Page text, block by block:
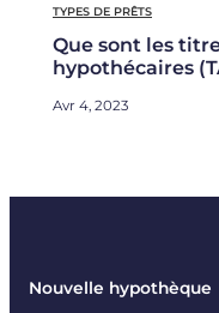
TYPES DE PRÊTS
Que sont les
hypothécaires
Avr 4, 2023
Nouvelle hypothèque